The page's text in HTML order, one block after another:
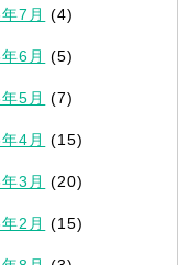
7月 (4)
6月 (5)
5月 (7)
4月 (15)
3月 (20)
2月 (15)